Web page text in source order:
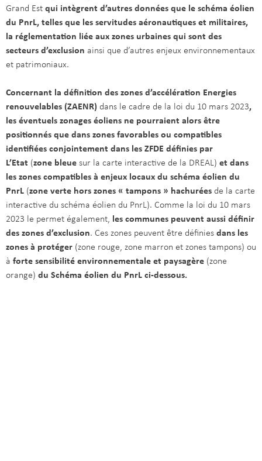
Grand Est qui intègrent d’autres données que le schéma éolien
du PnrL, telles que les servitudes aéronautiques et militaires,
la réglementation liée aux zones urbaines qui sont des
secteurs d’exclusion ainsi que d’autres enjeux environnementaux
et patrimoniaux.
Concernant la définition des zones d’accélération Energies
renouvelables (ZAENR) dans le cadre de la loi du 10 mars 2023,
les éventuels zonages éoliens ne pourraient alors être
positionnés que dans zones favorables ou compatibles
identifiées conjointement dans les ZFDE définies par
L’Etat (zone bleue sur la carte interactive de la DREAL) et dans
les zones compatibles à enjeux locaux du schéma éolien du
PnrL (zone verte hors zones « tampons » hachurées de la carte
interactive du schéma éolien du PnrL). Comme la loi du 10 mars
2023 le permet également, les communes peuvent aussi définir
des zones d’exclusion. Ces zones peuvent être définies dans les
zones à protéger (zone rouge, zone marron et zones tampons) ou
à forte sensibilité environnementale et paysagère (zone
orange) du Schéma éolien du PnrL ci-dessous.